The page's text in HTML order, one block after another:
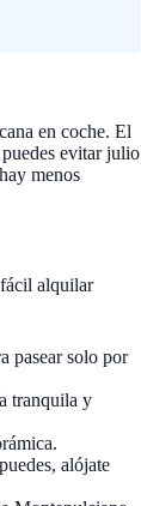
en coche. El
evitar julio
menos
alquilar
pasear solo por
tranquila y
alójate